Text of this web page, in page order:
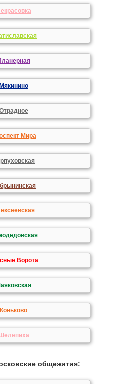
Мякинино
Отрадное
Мира
Ворота
Коньково
Шелепиха
общежития: